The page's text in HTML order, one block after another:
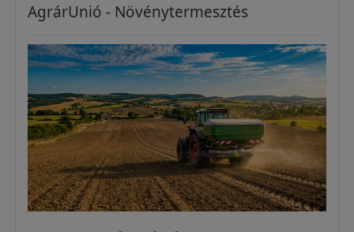
AgrárUnió - Növénytermesztés